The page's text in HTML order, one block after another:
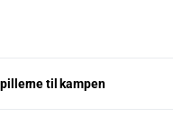
til kampen